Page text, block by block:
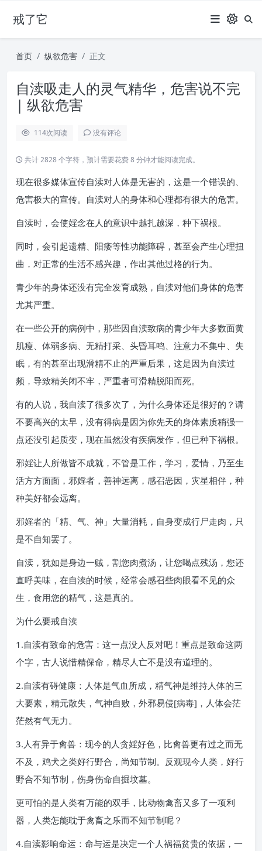
戒了它
首页 纵欲危害 正文
自渎吸走人的灵气精华，危害说不完
| 纵欲危害
114次阅读 没有评论
共计 2828 个字符，预计需要花费 8 分钟才能阅读完成。
现在很多媒体宣传自渎对人体是无害的，这是一个错误的、
危害极大的宣传。自渎对人的身体和心理都有很大的危害。
自渎时，会使婬念在人的意识中越扎越深，种下祸根。
同时，会引起遗精、阳痿等性功能障碍，甚至会产生心理扭
曲，对正常的生活不感兴趣，作出其他过格的行为。
青少年的身体还没有完全发育成熟，自渎对他们身体的危害
尤其严重。
在一些公开的病例中，那些因自渎致病的青少年大多数面黄
肌瘦、体弱多病、无精打采、头昏耳鸣、注意力不集中、失
眠，有的甚至出现滑精不止的严重后果，这是因为自渎过
频，导致精关闭不牢，严重者可滑精脱阳而死。
有的人说，我自渎了很多次了，为什么身体还是很好的？请
不要高兴的太早，没有得病是因为你先天的身体素质稍强一
点还没引起质变，现在虽然没有疾病发作，但已种下祸根。
邪婬让人所做皆不成就，不管是工作，学习，爱情，乃至生
活方方面面，邪婬者，善神远离，感召恶因，灾星相伴，种
种美好都会远离。
邪婬者的「精、气、神」大量消耗，自身变成行尸走肉，只
是不自知罢了。
自渎，犹如是身边一贼，割您肉煮汤，让您喝点残汤，您还
直呼美味，在自渎的时候，经常会感召些肉眼看不见的众
生，食用您的精气，这是真的。
为什么要戒自渎
1.自渎有致命的危害：这一点没人反对吧！重点是致命这两
个字，古人说惜精保命，精尽人亡不是没有道理的。
2.自渎有碍健康：人体是气血所成，精气神是维持人体的三
大要素，精元散失，气神自败，外邪易侵[病毒]，人体会茫
茫然有气无力。
3.人有异于禽兽：现今的人贪婬好色，比禽兽更有过之而无
不及，鸡犬之类好行野合，尚知节制。反观现今人类，好行
野合不知节制，伤身伤命自掘坟墓。
更可怕的是人类有万能的双手，比动物禽畜又多了一项利
器，人类怎能耽于禽畜之乐而不知节制呢？
4.自渎影响命运：命与运是决定一个人祸福贫贵的依据，一